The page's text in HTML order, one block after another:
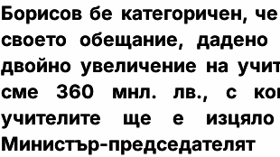
Борисов бе категоричен,
своето обещание,
двойно увеличение на
сме 360 мнл. лв., с
учителите ще е изцяло
Министър-